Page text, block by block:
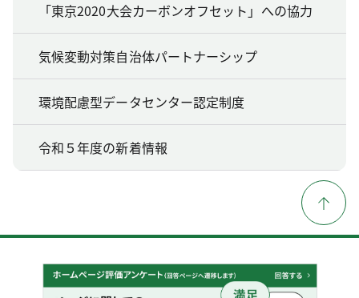
「東京2020大会カーボンオフセット」への協力
気候変動対策自治体パートナーシップ
環境配慮型データセンター認定制度
令和５年度の新着情報